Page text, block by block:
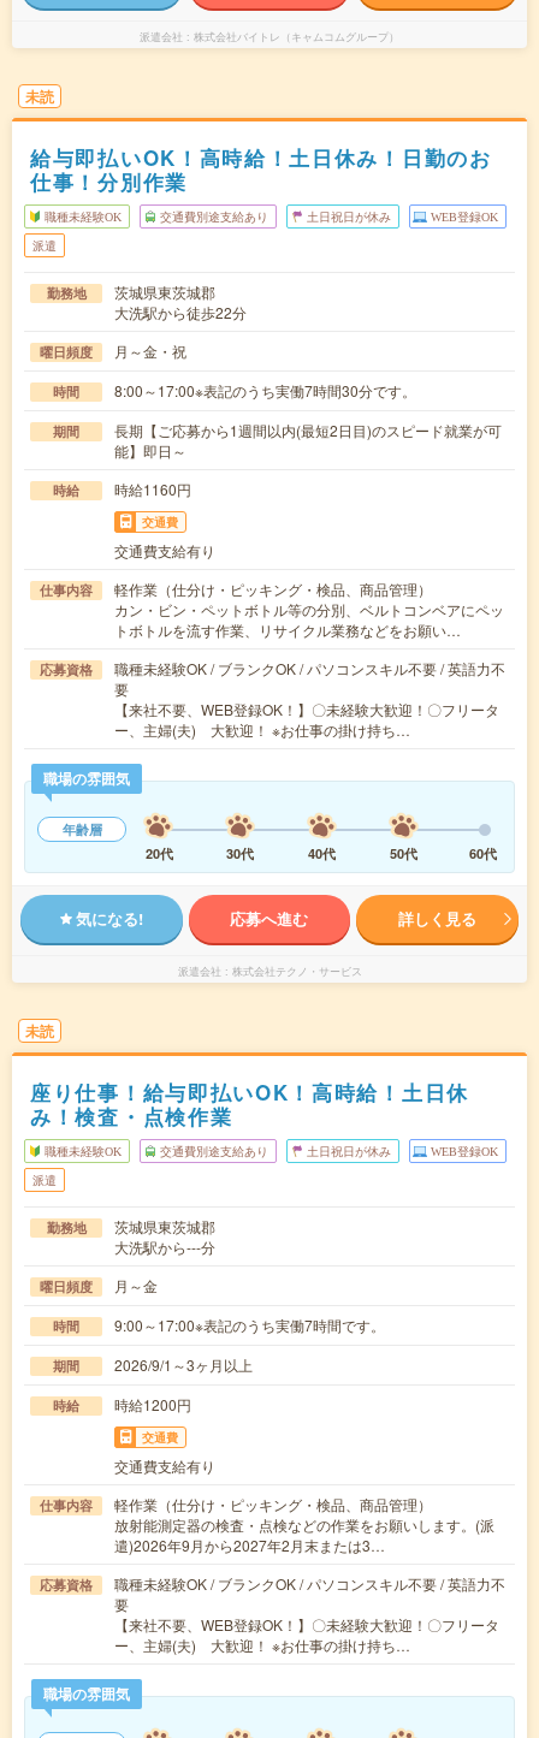
派遣会社 株式会社バイトレ（キャムコムグループ）
未読
給与即払いOK！高時給！土日休み！日勤のお
仕事！分別作業
職種未経験OK 交通費別途支給あり 土日祝日が休み WEB登録OK
派遣
勤務地
茨城県東茨城郡
大洗駅から徒歩22分
曜日頻度 月～金・祝
時間 8:00～17:00※表記のうち実働7時間30分です。
期間
長期【ご応募から1週間以内(最短2日目)のスピード就業が可
能】即日～
時給 時給1160円
交通費
交通費支給有り
仕事内容
軽作業（仕分け・ピッキング・検品、商品管理）
カン・ビン・ペットボトル等の分別、ベルトコンベアにペッ
トボトルを流す作業、リサイクル業務などをお願い…
応募資格
職種未経験OK / ブランクOK / パソコンスキル不要 / 英語力不
要
【来社不要、WEB登録OK！】〇未経験大歓迎！〇フリータ
ー、主婦(夫) 大歓迎！ ※お仕事の掛け持ち…
職場の雰囲気
年齢層
20代
30代 40代 50代 60代
気になる! 応募へ進む 詳しく見る
派遣会社 株式会社テクノ・サービス
未読
座り仕事！給与即払いOK！高時給！土日休
み！検査・点検作業
職種未経験OK 交通費別途支給あり 土日祝日が休み WEB登録OK
派遣
勤務地
茨城県東茨城郡
大洗駅から---分
曜日頻度 月～金
時間 9:00～17:00※表記のうち実働7時間です。
期間 2026/9/1～3ヶ月以上
時給 時給1200円
交通費
交通費支給有り
仕事内容
軽作業（仕分け・ピッキング・検品、商品管理）
放射能測定器の検査・点検などの作業をお願いします。(派
遣)2026年9月から2027年2月末または3…
応募資格
職種未経験OK / ブランクOK / パソコンスキル不要 / 英語力不
要
【来社不要、WEB登録OK！】〇未経験大歓迎！〇フリータ
ー、主婦(夫) 大歓迎！ ※お仕事の掛け持ち…
職場の雰囲気